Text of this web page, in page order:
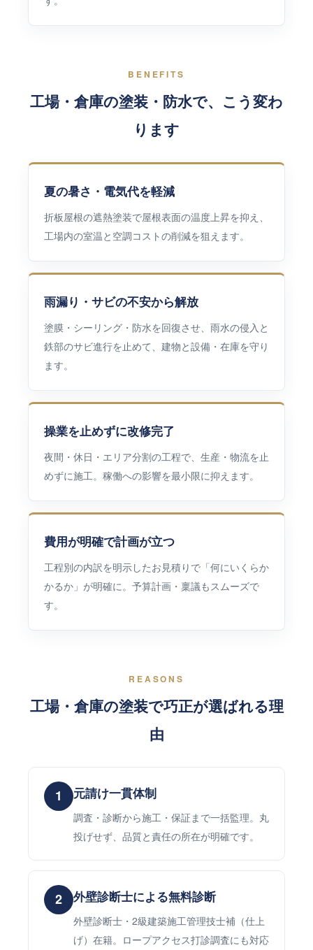
BENEFITS
工場・倉庫の塗装・防水で、こう変わ
ります
夏の暑さ・電気代を軽減
折板屋根の遮熱塗装で屋根表面の温度上昇を抑え、
工場内の室温と空調コストの削減を狙えます。
雨漏り・サビの不安から解放
塗膜・シーリング・防水を回復させ、雨水の侵入と
鉄部のサビ進行を止めて、建物と設備・在庫を守り
ます。
操業を止めずに改修完了
夜間・休日・エリア分割の工程で、生産・物流を止
めずに施工。稼働への影響を最小限に抑えます。
費用が明確で計画が立つ
工程別の内訳を明示したお見積りで「何にいくらか
かるか」が明確に。予算計画・稟議もスムーズで
す。
REASONS
工場・倉庫の塗装で巧正が選ばれる理
由
1 元請け一貫体制
調査・診断から施工・保証まで一括監理。丸
投げせず、品質と責任の所在が明確です。
2 外壁診断士による無料診断
外壁診断士・2級建築施工管理技士補（仕上
げ）在籍。ロープアクセス打診調査にも対応